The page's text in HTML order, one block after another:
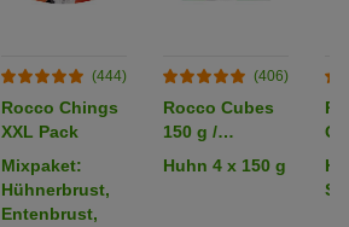
(444)
Rocco Chings
XXL Pack
Mixpaket:
Hühnerbrust,
Entenbrust,
(406)
Rocco Cubes
150 g /
Sparpaket %
Huhn 4 x 150 g